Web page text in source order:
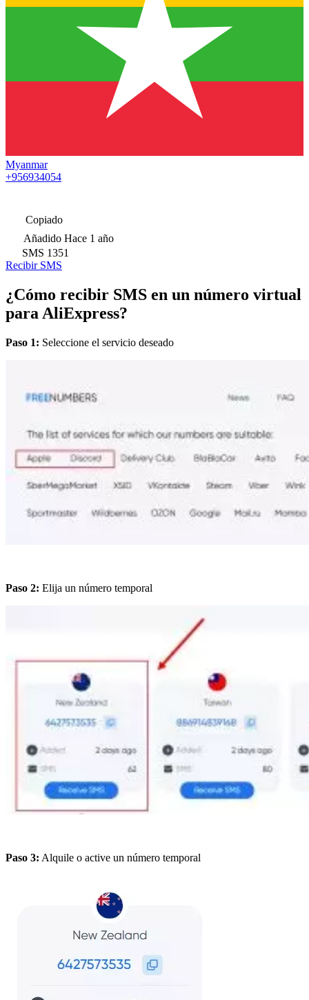
Myanmar
+956934054
Copiado
Añadido Hace 1 año
SMS 1351
Recibir SMS
¿Cómo recibir SMS en un número virtual
para AliExpress?
Paso 1: Seleccione el servicio deseado
Paso 2: Elija un número temporal
Paso 3: Alquile o active un número temporal